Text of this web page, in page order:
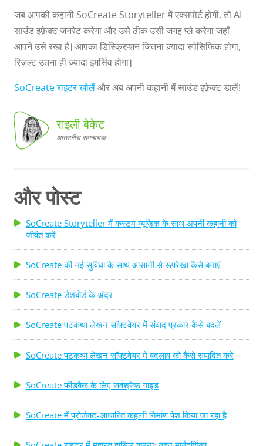
जब आपकी कहानी SoCreate Storyteller में एक्सपोर्ट होगी, तो AI
साउंड इफ़ेक्ट जनरेट करेगा और उसे ठीक उसी जगह प्ले करेगा जहाँ
आपने उसे रखा है। आपका डिस्क्रिप्शन जितना ज़्यादा स्पेसिफिक होगा,
रिज़ल्ट उतना ही ज़्यादा इमर्सिव होगा।
SoCreate राइटर खोलेंऔर अब अपनी कहानी में साउंड इफ़ेक्ट डालें!
राइली
बेकेट, आउटरीच
समन्वयक
राइली बेकेट
आउटरीच समन्वयक
और पोस्ट
SoCreate Storyteller में कस्टम म्यूज़िक के साथ अपनी कहानी को
जीवंत करें
SoCreate की नई सुविधा के साथ आसानी से रूपरेखा कैसे बनाएं
SoCreate डैशबोर्ड के अंदर
SoCreate पटकथा लेखन सॉफ़्टवेयर में संवाद प्रकार कैसे बदलें
SoCreate पटकथा लेखन सॉफ्टवेयर में बदलाव को कैसे संपादित करें
SoCreate फीडबैक के लिए सर्वश्रेष्ठ गाइड
SoCreate में प्रोजेक्ट-आधारित कहानी निर्माण पेश किया जा रहा है